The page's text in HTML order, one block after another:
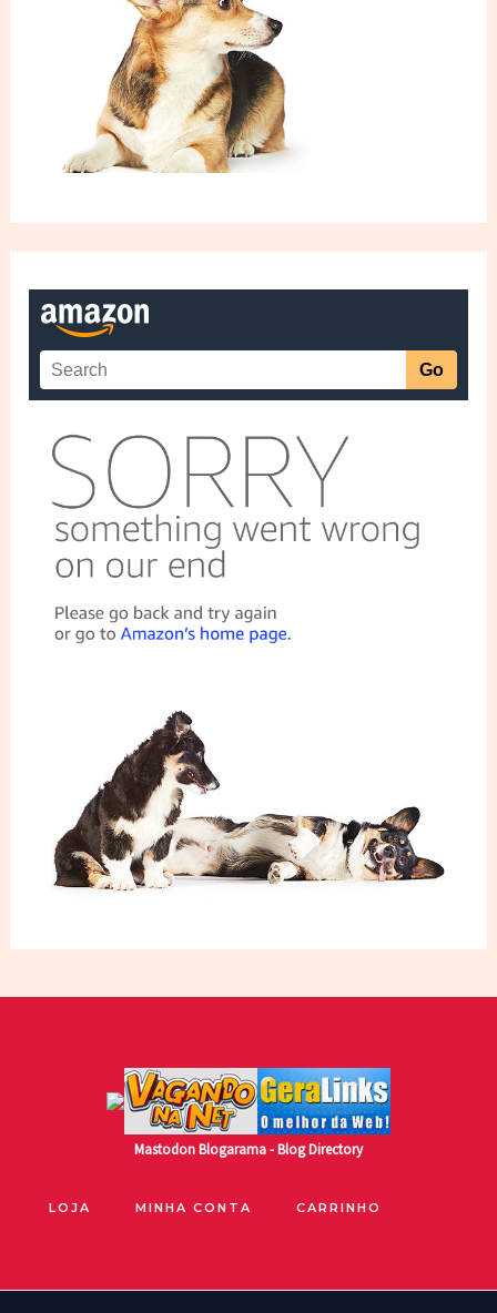
MastodonBlogarama - Blog Directory
LOJA MINHA CONTA CARRINHO